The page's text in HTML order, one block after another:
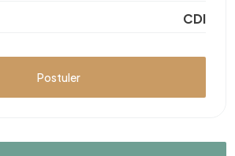
CDI
Postuler